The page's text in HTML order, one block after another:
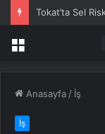
Tokat’ta Sel
Menü
Anasayfa / İş
İş